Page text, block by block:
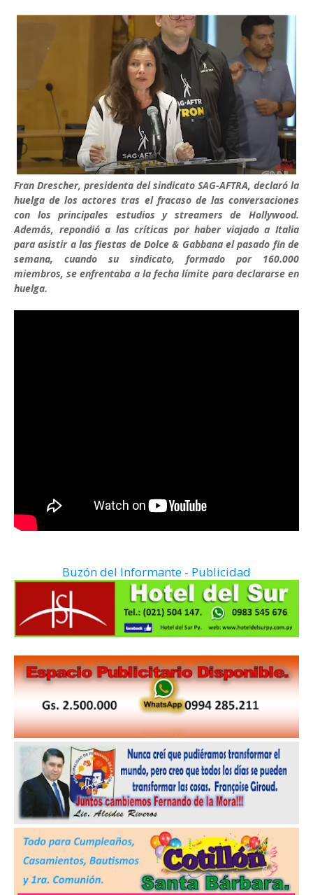
Fran Drescher, presidenta del sindicato SAG-AFTRA, declaró la
huelga de los actores tras el fracaso de las conversaciones
con los principales estudios y streamers de Hollywood.
Además, repondió a las críticas por haber viajado a Italia
para asistir a las fiestas de Dolce & Gabbana el pasado fin de
semana, cuando su sindicato, formado por 160.000
miembros, se enfrentaba a la fecha límite para declararse en
huelga.
Buzón del Informante - Publicidad